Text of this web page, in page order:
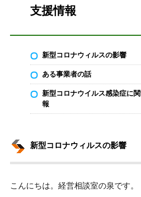
支援情報
新型コロナウィルスの影響
ある事業者の話
新型コロナウイルス感染症に
報
新型コロナウィルスの影響
こんにちは。経営相談室の泉です。